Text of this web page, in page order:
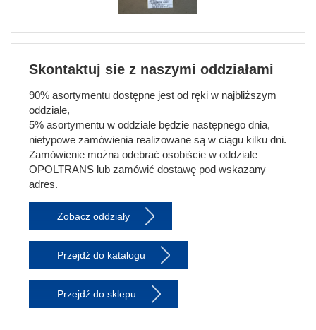
Skontaktuj sie z naszymi oddziałami
90% asortymentu dostępne jest od ręki w najbliższym
oddziale,
5% asortymentu w oddziale będzie następnego dnia,
nietypowe zamówienia realizowane są w ciągu kilku dni.
Zamówienie można odebrać osobiście w oddziale
OPOLTRANS lub zamówić dostawę pod wskazany
adres.
Zobacz oddziały
Przejdź do katalogu
Przejdź do sklepu